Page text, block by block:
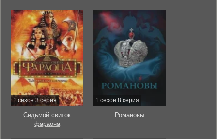
1 сезон 3 серия
Седьмой свиток
фараона
1 сезон 8 серия
Романовы